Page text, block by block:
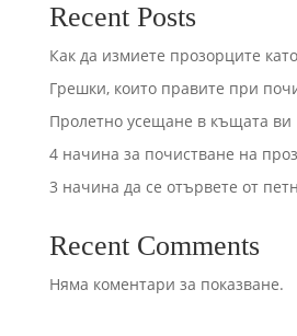
Recent Posts
Как да измиете прозорците
Грешки, които правите при
Пролетно усещане в къщата ви
4 начина за почистване на
3 начина да се отървете от
Recent Comments
Няма коментари за показване.